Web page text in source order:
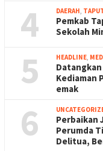
4 DAERAH
Pemkab
Sekolah
5 HEADLINE
Kediaman
emak
6
Perbaikan
Perumda
Delitua,